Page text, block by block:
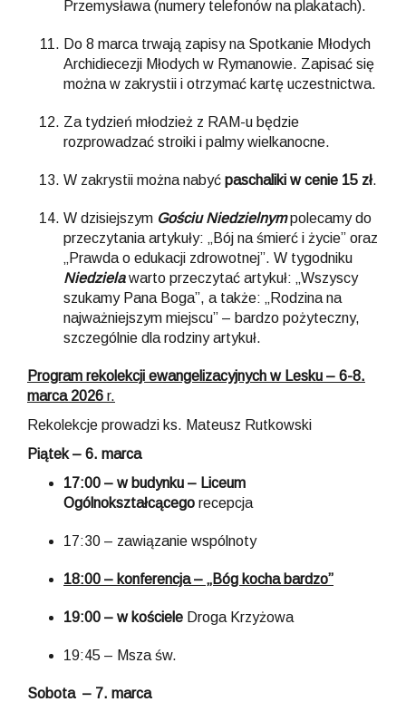
Przemysława (numery telefonów na plakatach).
Do 8 marca trwają zapisy na Spotkanie Młodych
Archidiecezji Młodych w Rymanowie. Zapisać się
można w zakrystii i otrzymać kartę uczestnictwa.
Za tydzień młodzież z RAM-u będzie
rozprowadzać stroiki i palmy wielkanocne.
W zakrystii można nabyć paschaliki w cenie 15 zł.
W dzisiejszym Gościu Niedzielnympolecamy do
przeczytania artykuły: „Bój na śmierć i życie” oraz
„Prawda o edukacji zdrowotnej”. W tygodniku
Niedzielawarto przeczytać artykuł: „Wszyscy
szukamy Pana Boga”, a także: „Rodzina na
najważniejszym miejscu” – bardzo pożyteczny,
szczególnie dla rodziny artykuł.
Program rekolekcji ewangelizacyjnych w Lesku – 6-8.
marca 2026 r.
Rekolekcje prowadzi ks. Mateusz Rutkowski
Piątek – 6. marca
17:00 – w budynku – Liceum
Ogólnokształcącego recepcja
17:30 – zawiązanie wspólnoty
18:00 – konferencja – „Bóg kocha bardzo”
19:00 – w kościele Droga Krzyżowa
19:45 – Msza św.
Sobota – 7. marca